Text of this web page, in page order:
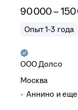
90 000–
Опыт 1-3 года
ОООДолсо
Москва
Аннино и еще